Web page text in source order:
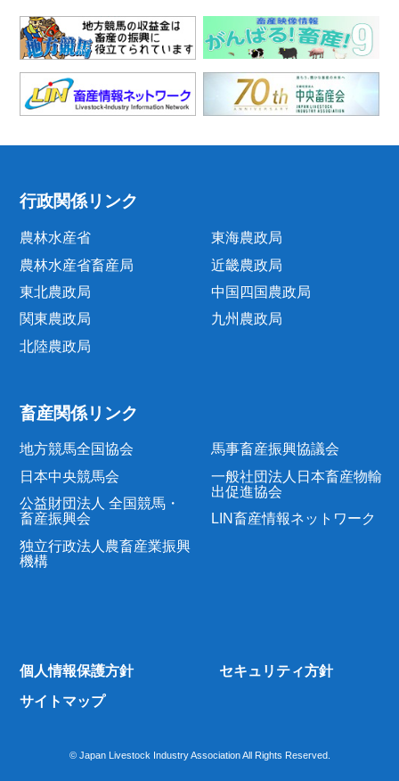
行政関係リンク
農林水産省
農林水産省畜産局
東北農政局
関東農政局
北陸農政局
東海農政局
近畿農政局
中国四国農政局
九州農政局
畜産関係リンク
地方競馬全国協会
日本中央競馬会
公益財団法人 全国競馬・
畜産振興会
独立行政法人農畜産業振興
機構
馬事畜産振興協議会
一般社団法人日本畜産物輸
出促進協会
LIN畜産情報ネットワーク
個人情報保護方針 セキュリティ方針
サイトマップ
© Japan Livestock Industry Association All Rights Reserved.